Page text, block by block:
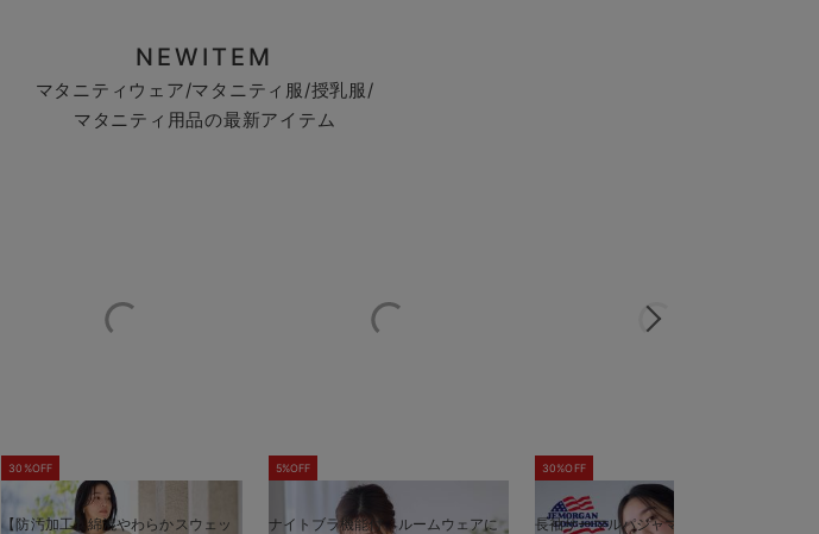
NEWITEM
マタニティウェア/マタニティ服/授乳服/
マタニティ用品の最新アイテム
30%OFF
【防汚加工】綿混やわらかスウェッ
5%OFF
ナイトブラ機能付 ルームウェアに
30%OFF
長袖サーマルパジャマ3点セット